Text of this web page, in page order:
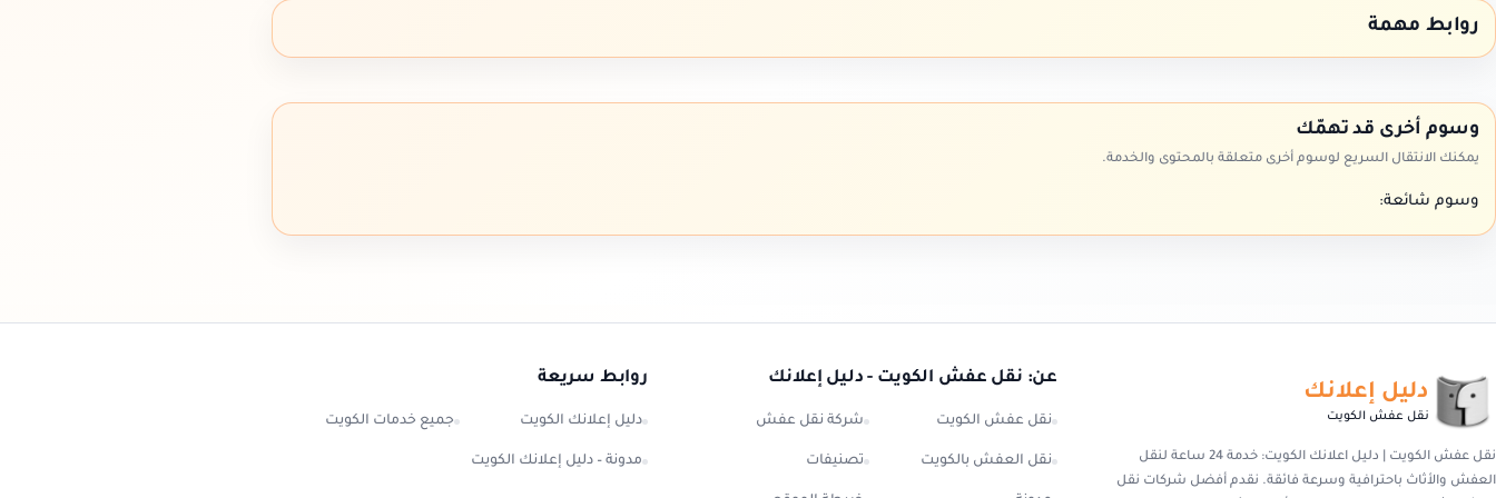
روابط مهمة
وسوم أخرى قد تهمّك
يمكنك الانتقال السريع لوسوم أخرى متعلقة بالمحتوى والخدمة.
وسوم شائعة:
دليل إعلانك
نقل عفش الكويت
نقل عفش الكويت | دليل اعلانك الكويت: خدمة 24 ساعة لنقل
العفش والأثاث باحترافية وسرعة فائقة. نقدم أفضل شركات نقل
عن: نقل عفش الكويت - دليل إعلانك
نقل عفش الكويت شركة نقل عفش
نقل العفش بالكويت تصنيفات
روابط سريعة
دليل إعلانك الكويت جميع خدمات الكويت
مدونة – دليل إعلانك الكويت